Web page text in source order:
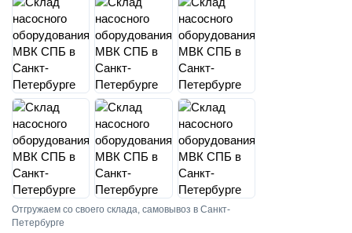
Отгружаем со своего склада, самовывоз в Санкт-
Петербурге